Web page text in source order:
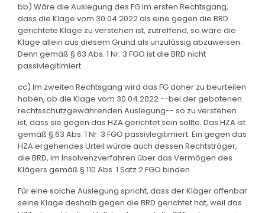
bb) Wäre die Auslegung des FG im ersten Rechtsgang,
dass die Klage vom 30.04.2022 als eine gegen die BRD
gerichtete Klage zu verstehen ist, zutreffend, so wäre die
Klage allein aus diesem Grund als unzulässig abzuweisen.
Denn gemäß § 63 Abs. 1 Nr. 3 FGO ist die BRD nicht
passivlegitimiert.
cc) Im zweiten Rechtsgang wird das FG daher zu beurteilen
haben, ob die Klage vom 30.04.2022 --bei der gebotenen
rechtsschutzgewährenden Auslegung-- so zu verstehen
ist, dass sie gegen das HZA gerichtet sein sollte. Das HZA ist
gemäß § 63 Abs. 1 Nr. 3 FGO passivlegitimiert. Ein gegen das
HZA ergehendes Urteil würde auch dessen Rechtsträger,
die BRD, im Insolvenzverfahren über das Vermögen des
Klägers gemäß § 110 Abs. 1 Satz 2 FGO binden.
Für eine solche Auslegung spricht, dass der Kläger offenbar
seine Klage deshalb gegen die BRD gerichtet hat, weil das